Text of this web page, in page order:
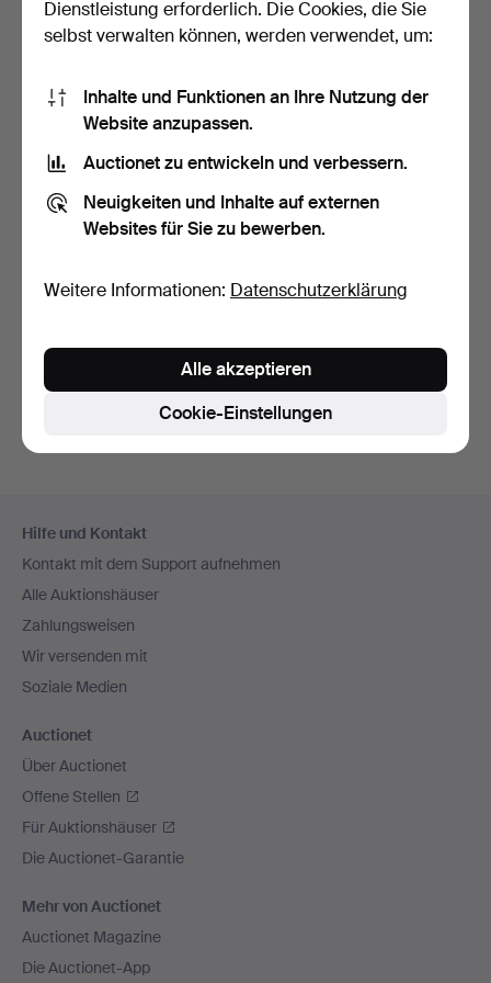
STEHLAMPE, "Karolin",
Malmbergs, zeitgenös…
5 Tage
Schätzwert
Beendete Auktionen aus unserem
Archivsuchen.
Navigation
Hilfe und Kontakt
Kontakt mit dem Support aufnehmen
Alle Auktionshäuser
Zahlungsweisen
Wir versenden mit
Soziale Medien
Auctionet
Über Auctionet
Offene Stellen
Für Auktionshäuser
Die Auctionet-Garantie
Mehr von Auctionet
Auctionet Magazine
Die Auctionet-App
Dienstleistung erforderlich. Die Cookies, die Sie
selbst verwalten können, werden verwendet, um:
Inhalte und Funktionen an Ihre Nutzung der
Website anzupassen.
Auctionet zu entwickeln und verbessern.
Neuigkeiten und Inhalte auf externen
Websites für Sie zu bewerben.
Weitere Informationen: Datenschutzerklärung
Cookie-Einstellungen
Alle akzeptieren